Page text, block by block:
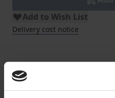
Add to Wish List
Delivery cost notice
Bibliographical data